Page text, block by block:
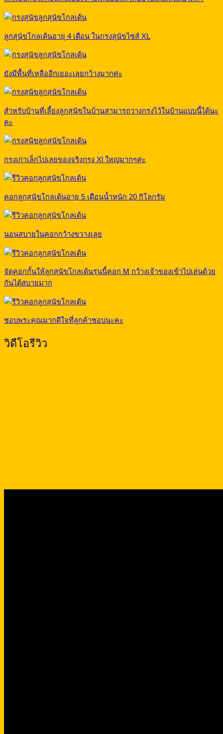
ลูกสุนัขโกลเด้นอายุ 4 เดือน ในกรงสุนัขไซส์ XL
ยังมีพื้นที่เหลืออีกเยอะเลยกว้างมากค่ะ
สำหรับบ้านที่เลี้ยงลูกสุนัขในบ้านสามารถวางกรงไว้ในบ้านแบบนี้ได้นะ
คะ
กรงเก่าเล็กไปเลยของจริงกรง Xl ใหญ่มากๆค่ะ
คอกลูกสุนัขโกลเด้นอายุ 5 เดือนน้ำหนัก 20 กิโลกรัม
นอนสบายในคอกกว้างขวางเลย
จัดคอกกั้นให้ลูกสุนัขโกลเด้นรุ่นนี้คอก M กว้างเจ้าของเข้าไปเล่นด้วย
กันได้สบายมาก
ชอบพระคุณมากดีใจที่ลูกค้าชอบนะคะ
วิดีโอรีวิว